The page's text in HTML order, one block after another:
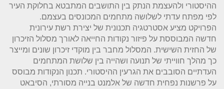
ההיסטורי ולהעצמת הנתק בין התושבים המתבטא בחלוקת העיר
לפי מפתח עדתי לשלושה מתחמים המכונסים בעצמם.
הפרויקט מציע אסטרטגיה תכנונית של יצירת רשת עירונית
חדשה המבוססת על פיזור נקודות החייאה לאורך מסלול הזיכרון
של החזית השישית. המסלול מחבר בין מוקדי זיכרון שונים ומייצר
כך מהלך חווייתי של תנועה ושהייה בין שלושת המתחמים
העדתיים הסובבים את הגרעין ההיסטורי. תכנון הנקודות מבוסס
על פרשנות נפחית חדשה של אלמנט בנייה מסורתי, הסיבאט